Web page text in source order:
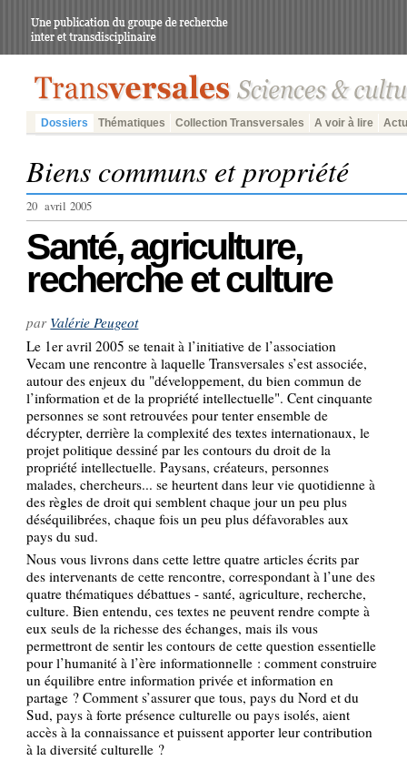
Dossiers Thématiques Collection Transversales A voir à lire
Biens communs et propriété
20 avril 2005
Santé, agriculture,
recherche et culture
par Valérie Peugeot
Le 1er avril 2005 se tenait à l’initiative de l’association
Vecam une rencontre à laquelle Transversales s’est associée,
autour des enjeux du "développement, du bien commun de
l’information et de la propriété intellectuelle". Cent cinquante
personnes se sont retrouvées pour tenter ensemble de
décrypter, derrière la complexité des textes internationaux, le
projet politique dessiné par les contours du droit de la
propriété intellectuelle. Paysans, créateurs, personnes
malades, chercheurs... se heurtent dans leur vie quotidienne à
des règles de droit qui semblent chaque jour un peu plus
déséquilibrées, chaque fois un peu plus défavorables aux
pays du sud.
Nous vous livrons dans cette lettre quatre articles écrits par
des intervenants de cette rencontre, correspondant à l’une des
quatre thématiques débattues - santé, agriculture, recherche,
culture. Bien entendu, ces textes ne peuvent rendre compte à
eux seuls de la richesse des échanges, mais ils vous
permettront de sentir les contours de cette question essentielle
pour l’humanité à l’ère informationnelle : comment construire
un équilibre entre information privée et information en
partage ? Comment s’assurer que tous, pays du Nord et du
Sud, pays à forte présence culturelle ou pays isolés, aient
accès à la connaissance et puissent apporter leur contribution
à la diversité culturelle ?